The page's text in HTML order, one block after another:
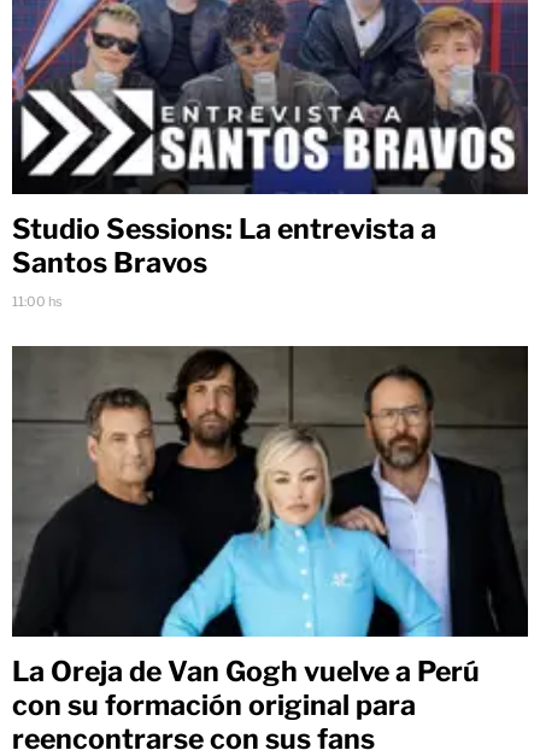
Studio Sessions: La entrevista a
Santos Bravos
11:00 hs
La Oreja de Van Gogh vuelve a Perú
con su formación original para
reencontrarse con sus fans